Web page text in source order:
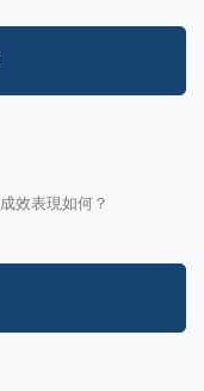
效表現如何？